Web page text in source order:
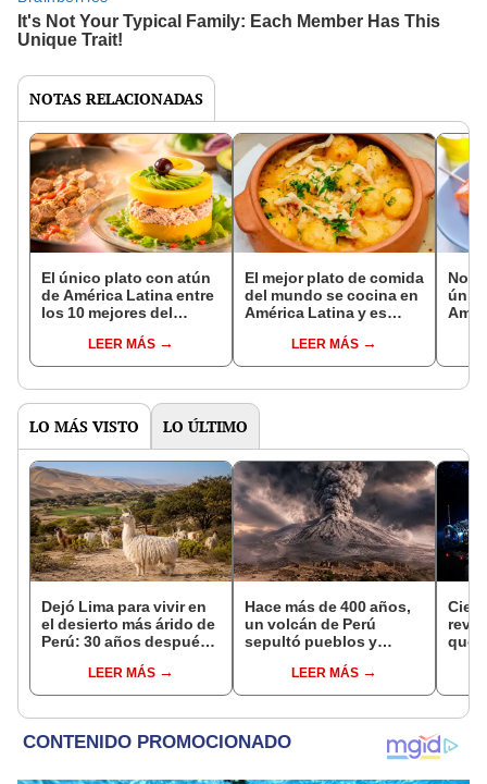
NOTAS RELACIONADAS
El único plato con atún
de América Latina entre
los 10 mejores del
2026: un jugo de limón
mejora su sazón
LEER MÁS
El mejor plato de comida
del mundo se cocina en
América Latina y es
elaboración básica en
su país: no es el ceviche
LEER MÁS
No
LO MÁS VISTO LO ÚLTIMO
Dejó Lima para vivir en
el desierto más árido de
Perú: 30 años después,
creó un sorprendente
ecosistema
LEER MÁS
Hace más de 400 años,
un volcán de Perú
sepultó pueblos y
veranos más fríos de la
historia: sigue bajo
LEER MÁS
que